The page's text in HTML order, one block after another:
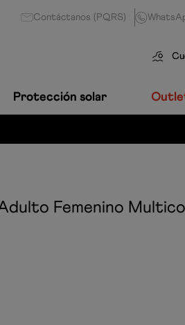
Contáctanos (PQRS)
Protección solar
Femenino